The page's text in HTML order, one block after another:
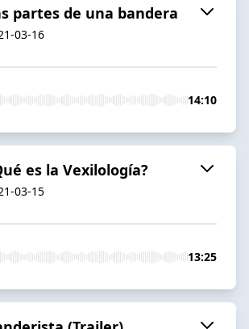
partes de una bandera
03-16
14:10
es la Vexilología?
03-15
13:25